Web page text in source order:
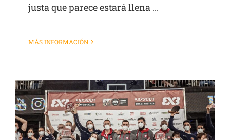
justa que parece estará llena ...
MÁS INFORMACIÓN